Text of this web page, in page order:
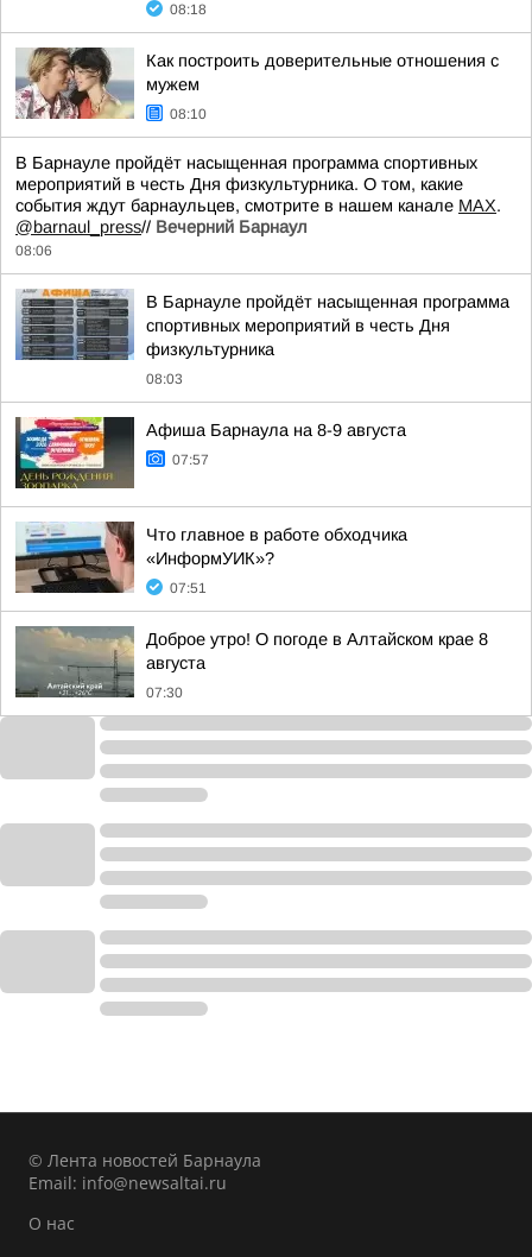
08:18
Как построить доверительные отношения с
мужем
08:10
В Барнауле пройдёт насыщенная программа спортивных
мероприятий в честь Дня физкультурника. О том, какие
события ждут барнаульцев, смотрите в нашем канале МАХ.
@barnaul_press// Вечерний Барнаул
08:06
В Барнауле пройдёт насыщенная программа
спортивных мероприятий в честь Дня
физкультурника
08:03
Афиша Барнаула на 8-9 августа
07:57
Что главное в работе обходчика
«ИнформУИК»?
07:51
Доброе утро! О погоде в Алтайском крае 8
августа
07:30
© Лента новостей Барнаула
Email: info@newsaltai.ru
О нас